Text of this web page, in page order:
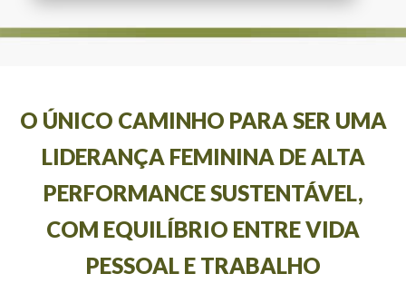
O ÚNICO CAMINHO PARA SER UMA
LIDERANÇA FEMININA DE ALTA
PERFORMANCE SUSTENTÁVEL,
COM EQUILÍBRIO ENTRE VIDA
PESSOAL E TRABALHO